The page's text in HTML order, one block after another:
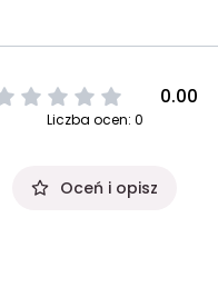
0.00
Liczba ocen: 0
Oceń i opisz